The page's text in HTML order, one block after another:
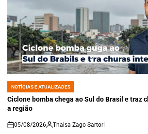
POSTED
IN
NOTÍCIAS E ATUALIZADES
Ciclone bomba chega ao Sul do Brasil e traz
a região
on
05/08/2026 Thaisa Zago Sartori